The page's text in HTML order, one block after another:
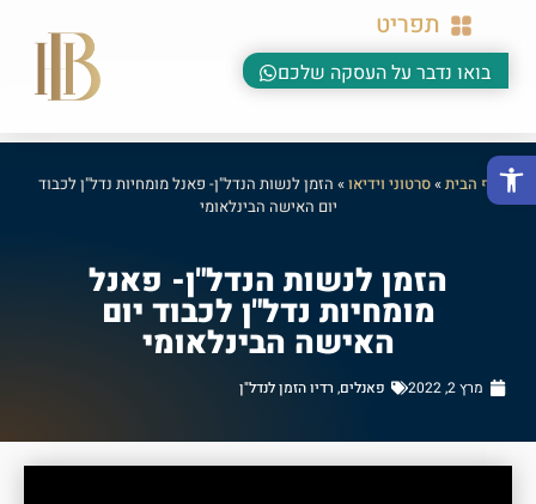
פתח סרגל נגישות
תפריט
בואו נדבר על העסקה שלכם
דף הבית»סרטוני וידיאו» הזמן לנשות הנדל"ן- פאנל מומחיות נדל"ן לכבוד
יום האישה הבינלאומי
הזמן לנשות הנדל"ן- פאנל
מומחיות נדל"ן לכבוד יום
האישה הבינלאומי
מרץ 2, 2022 פאנלים, רדיו הזמן לנדל"ן